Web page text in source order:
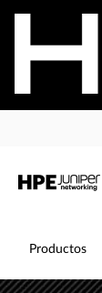
Productos